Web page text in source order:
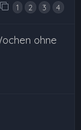
1 2 3 4
ohne